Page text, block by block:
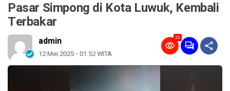
Pasar Simpong di Kota Luwuk, Kembali
Terbakar
admin
12 Mei 2025 - 01:52 WITA
33